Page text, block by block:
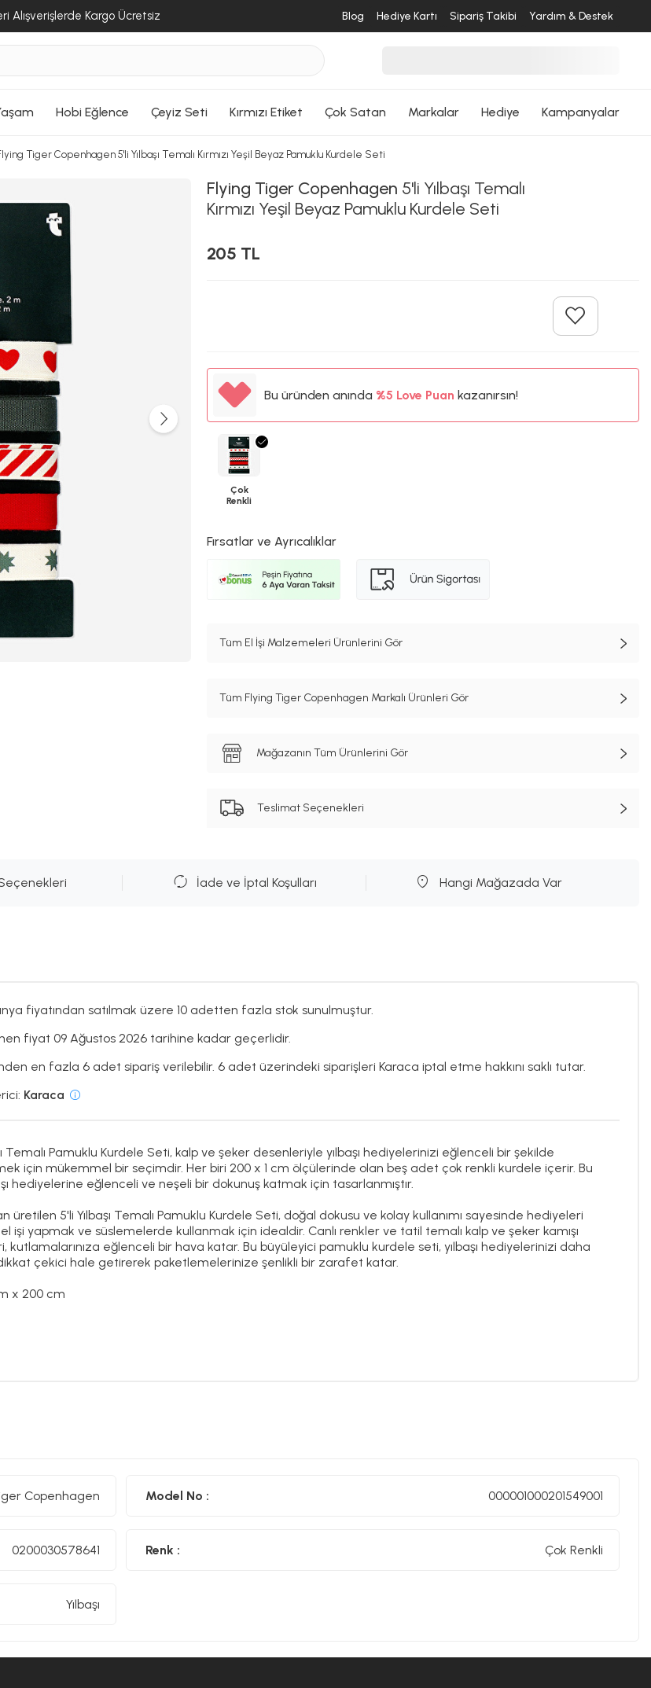
Alışverişlerde Kargo Ücretsiz Blog Hediye Kartı Sipariş Takibi Yardım & Destek
Hobi Eğlence Çeyiz Seti Kırmızı Etiket Çok Satan Markalar Hediye Kampanyalar
Tiger Copenhagen 5'li Yılbaşı Temalı Kırmızı Yeşil Beyaz Pamuklu Kurdele Seti
Flying Tiger Copenhagen 5'li Yılbaşı Temalı
Kırmızı Yeşil Beyaz Pamuklu Kurdele Seti
205 TL
Bu üründen anında %5
%5
Love Puan kazanırsın!
Çok
Renkli
Fırsatlar ve Ayrıcalıklar
Tüm El İşi Malzemeleri Ürünlerini Gör
Tüm Flying Tiger Copenhagen Markalı Ürünleri Gör
Mağazanın Tüm Ürünlerini Gör
Teslimat Seçenekleri
İade ve İptal Koşulları Hangi Mağazada Var
fiyatından satılmak üzere 10 adetten fazla stok sunulmuştur.
fiyat 09 Ağustos 2026 tarihine kadar geçerlidir.
en fazla 6 adet sipariş verilebilir. 6 adet üzerindeki siparişleri Karaca iptal etme hakkını saklı tutar.
Karaca
Temalı Pamuklu Kurdele Seti, kalp ve şeker desenleriyle yılbaşı hediyelerinizi eğlenceli bir şekilde
için mükemmel bir seçimdir. Her biri 200 x 1 cm ölçülerinde olan beş adet çok renkli kurdele içerir. Bu
hediyelerine eğlenceli ve neşeli bir dokunuş katmak için tasarlanmıştır.
üretilen 5'li Yılbaşı Temalı Pamuklu Kurdele Seti, doğal dokusu ve kolay kullanımı sayesinde hediyeleri
işi yapmak ve süslemelerde kullanmak için idealdir. Canlı renkler ve tatil temalı kalp ve şeker kamışı
kutlamalarınıza eğlenceli bir hava katar. Bu büyüleyici pamuklu kurdele seti, yılbaşı hediyelerinizi daha
çekici hale getirerek paketlemelerinize şenlikli bir zarafet katar.
x 200 cm
Copenhagen Model No : 000001000201549001
0200030578641 Renk : Çok Renkli
Yılbaşı